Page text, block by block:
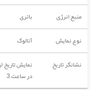
منبع انرژی
باتری
نوع نمایش
آنالوگ
نشانگر تاریخ
نمایش تاریخ
در ساعت 3